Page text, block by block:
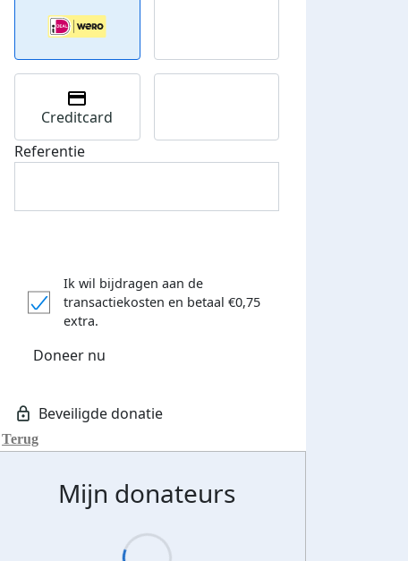
Donateurs bedankt
Terug
Creditcard
Referentie
Ik wil bijdragen aan de
transactiekosten en betaal €0,75
extra.
Doneer nu
Mijn donateurs